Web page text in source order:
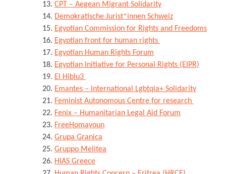
CPT – Aegean Migrant Solidarity
Demokratische Jurist*innen Schweiz
Egyptian Commission for Rights and Freedoms
Egyptian front for human rights
Egyptian Human Rights Forum
Egyptian Initiative for Personal Rights (EIPR)
El Hiblu3
Emantes – International Lgbtqia+ Solidarity
Feminist Autonomous Centre for research
Fenix – Humanitarian Legal Aid Forum
FreeHomayoun
Grupa Granica
Gruppo Melitea
HIAS Greece